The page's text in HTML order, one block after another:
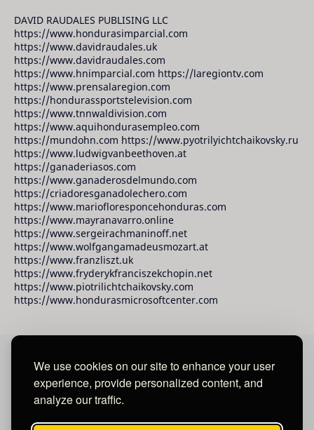
We use cookies on our site to enhance your user
experience, provide personalized content, and
analyze our traffic.
DAVID RAUDALES PUBLISING LLC
https://www.hondurasimparcial.com
https://www.davidraudales.uk
https://www.davidraudales.com
https://www.hnimparcial.com https://laregiontv.com
https://www.prensalaregion.com
https://hondurassportstelevision.com
https://www.tnnwaldivision.com
https://www.aquihondurasempleo.com
https://mundohn.com https://www.pyotrilyichtchaikovsky.ru
https://www.ludwigvanbeethoven.at
https://ganaderiasos.com
https://www.ganaderosdelmundo.com
https://criadoresganadolechero.com
https://www.mariofloresponcehonduras.com
https://www.mayranavarro.online
https://www.sergeirachmaninoff.net
https://www.wolfgangamadeusmozart.at
https://www.franzliszt.uk
https://www.fryderykfranciszekchopin.net
https://www.piotrilichtchaikovsky.com
https://www.hondurasmicrosoftcenter.com
David Raudales Publishing LLC
Salvador.